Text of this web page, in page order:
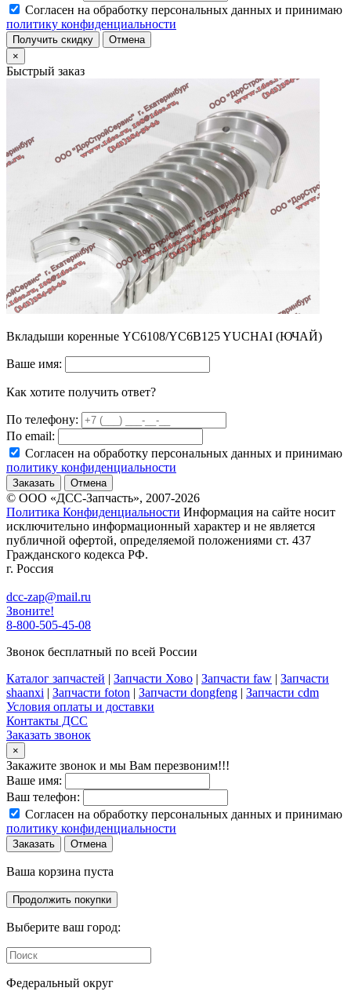
Согласен на обработку персональных данных и принимаю
политику конфиденциальности
Получить скидку
Отмена
×
Быстрый заказ
Вкладыши коренные YC6108/YC6B125 YUCHAI (ЮЧАЙ)
Ваше имя:
Как хотите получить ответ?
По телефону:
По email:
Согласен на обработку персональных данных и принимаю
политику конфиденциальности
Заказать Отмена
© ООО «ДСС-Запчасть», 2007-2026
Политика Конфиденциальности Информация на сайте носит
исключительно информационный характер и не является
публичной офертой, определяемой положениями ст. 437
Гражданского кодекса РФ.
г. Россия
dcc-zap@mail.ru
Звоните!
8-800-505-45-08
Звонок бесплатный по всей России
Каталог запчастей | Запчасти Хово | Запчасти faw | Запчасти
shaanxi | Запчасти foton | Запчасти dongfeng | Запчасти cdm
Условия оплаты и доставки
Контакты ДСС
Заказать звонок
×
Закажите звонок и мы Вам перезвоним!!!
Ваше имя:
Ваш телефон:
Согласен на обработку персональных данных и принимаю
политику конфиденциальности
Заказать Отмена
Ваша корзина пуста
Продолжить покупки
Выберите ваш город:
Федеральный округ